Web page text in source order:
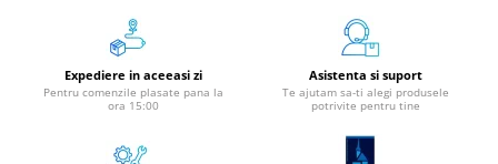
Tuș Ștampile / Tușiere / Indigo
Benzi Adezive / Dispensere
Suport Accesorii Birou
Expediere in aceeasi zi
Pentru comenzile plasate pana la
ora 15:00
Asistenta si suport
Te ajutam sa-ti alegi produsele
potrivite pentru tine